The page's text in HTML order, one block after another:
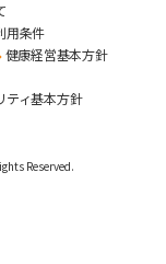
用条件
健康経営基本方針
ティ基本方針
Reserved.